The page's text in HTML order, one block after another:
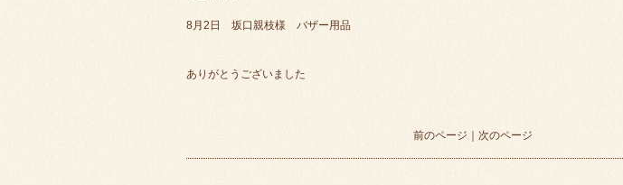
8月2日 坂口親枝様 バザー用品
ありがとうございました
前のページ 次のページ